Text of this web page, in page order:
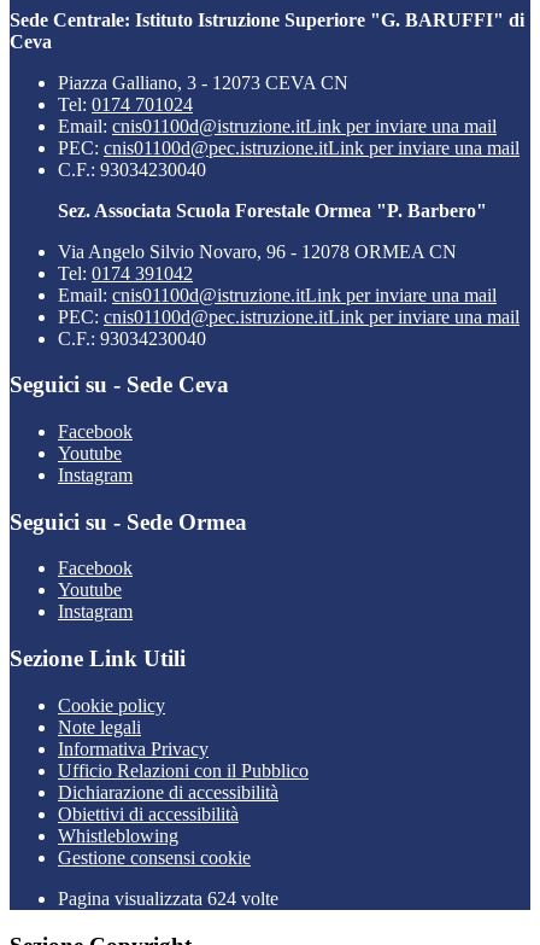
Sede Centrale: Istituto Istruzione Superiore "G. BARUFFI" di
Ceva
Piazza Galliano, 3 - 12073 CEVA CN
Tel: 0174 701024
Email: cnis01100d@istruzione.itLink per inviare una mail
PEC: cnis01100d@pec.istruzione.itLink per inviare una mail
C.F.: 93034230040
Sez. Associata Scuola Forestale Ormea "P. Barbero"
Via Angelo Silvio Novaro, 96 - 12078 ORMEA CN
Tel: 0174 391042
Email: cnis01100d@istruzione.itLink per inviare una mail
PEC: cnis01100d@pec.istruzione.itLink per inviare una mail
C.F.: 93034230040
Seguici su - Sede Ceva
Facebook
Youtube
Instagram
Seguici su - Sede Ormea
Facebook
Youtube
Instagram
Sezione Link Utili
Cookie policy
Note legali
Informativa Privacy
Ufficio Relazioni con il Pubblico
Dichiarazione di accessibilità
Obiettivi di accessibilità
Whistleblowing
Gestione consensi cookie
Pagina visualizzata 624 volte